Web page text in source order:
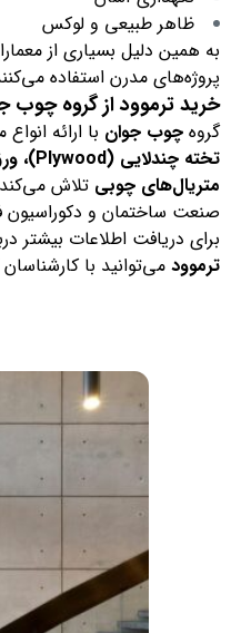
ظاهر طبیعی و لوکس
به همین دلیل بسیاری از
پروژه‌های مدرن استفاده
خرید ترموود از گروه چوب
گروه چوب جوان با ارائه
متریال‌های چوبی تلاش
صنعت ساختمان و دکوراسیون
برای دریافت اطلاعات بیشتر
ترموود می‌توانید با